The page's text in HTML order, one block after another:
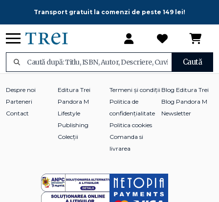
Transport gratuit la comenzi de peste 149 lei!
Caută
Despre noi
Parteneri
Contact
Editura Trei
Pandora M
Lifestyle
Publishing
Colecții
Termeni și condiții
Politica de
confidențialitate
Politica cookies
Comanda si
livrarea
Blog Editura Trei
Blog Pandora M
Newsletter